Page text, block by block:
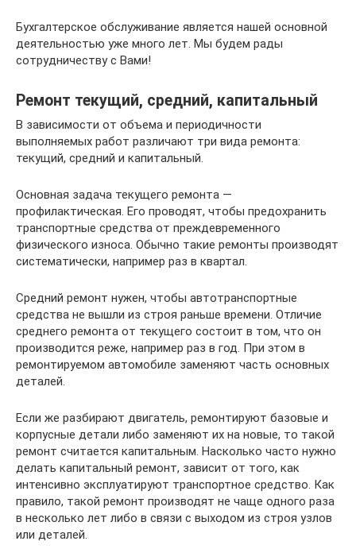
Бухгалтерское обслуживание является нашей основной
деятельностью уже много лет. Мы будем рады
сотрудничеству с Вами!
Ремонт текущий, средний, капитальный
В зависимости от объема и периодичности
выполняемых работ различают три вида ремонта:
текущий, средний и капитальный.
Основная задача текущего ремонта —
профилактическая. Его проводят, чтобы предохранить
транспортные средства от преждевременного
физического износа. Обычно такие ремонты производят
систематически, например раз в квартал.
Средний ремонт нужен, чтобы автотранспортные
средства не вышли из строя раньше времени. Отличие
среднего ремонта от текущего состоит в том, что он
производится реже, например раз в год. При этом в
ремонтируемом автомобиле заменяют часть основных
деталей.
Если же разбирают двигатель, ремонтируют базовые и
корпусные детали либо заменяют их на новые, то такой
ремонт считается капитальным. Насколько часто нужно
делать капитальный ремонт, зависит от того, как
интенсивно эксплуатируют транспортное средство. Как
правило, такой ремонт производят не чаще одного раза
в несколько лет либо в связи с выходом из строя узлов
или деталей.